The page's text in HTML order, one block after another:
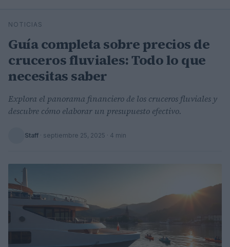
Buscar
NOTICIAS
Guía completa sobre precios de
cruceros fluviales: Todo lo que
necesitas saber
Explora el panorama financiero de los cruceros fluviales y
descubre cómo elaborar un presupuesto efectivo.
Staff · septiembre 25, 2025 · 4 min